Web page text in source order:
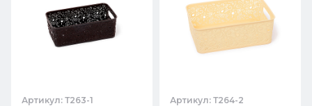
Артикул: Т263-1 Артикул: Т264-2